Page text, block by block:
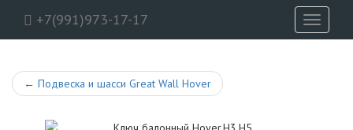
+7(991)973-17-17
Toggle
← Подвеска и шасси Great Wall Hover